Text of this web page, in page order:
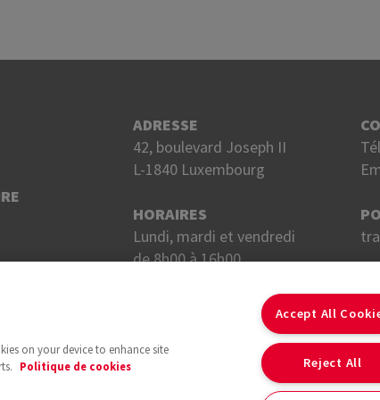
ADRESSE
42, boulevard Joseph II
L-1840 Luxembourg
HORAIRES
Lundi, mardi et vendredi
de 8h00 à 16h00.
on your device to enhance site
Politique de cookies
Accept All
Reject All